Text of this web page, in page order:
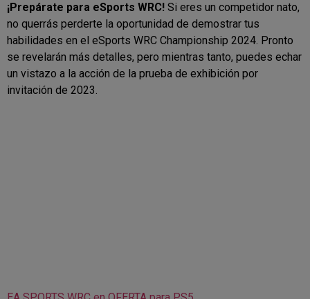
¡Prepárate para eSports WRC! Si eres un competidor nato,
no querrás perderte la oportunidad de demostrar tus
habilidades en el eSports WRC Championship 2024. Pronto
se revelarán más detalles, pero mientras tanto, puedes echar
un vistazo a la acción de la prueba de exhibición por
invitación de 2023.